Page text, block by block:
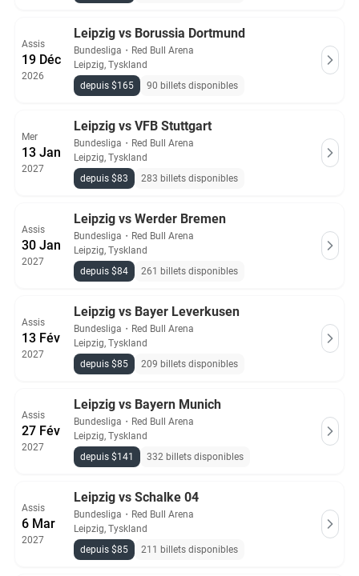
Assis
19 Déc
2026
Leipzig vs Borussia Dortmund
Bundesliga ・ Red Bull Arena
Leipzig, Tyskland
depuis $165
90 billets disponibles
Mer
13 Jan
2027
Leipzig vs VFB Stuttgart
Bundesliga ・ Red Bull Arena
Leipzig, Tyskland
depuis $83
283 billets disponibles
Assis
30 Jan
2027
Leipzig vs Werder Bremen
Bundesliga ・ Red Bull Arena
Leipzig, Tyskland
depuis $84
261 billets disponibles
Assis
13 Fév
2027
Leipzig vs Bayer Leverkusen
Bundesliga ・ Red Bull Arena
Leipzig, Tyskland
depuis $85
209 billets disponibles
Assis
27 Fév
2027
Leipzig vs Bayern Munich
Bundesliga ・ Red Bull Arena
Leipzig, Tyskland
depuis $141
332 billets disponibles
Assis
6 Mar
2027
Leipzig vs Schalke 04
Bundesliga ・ Red Bull Arena
Leipzig, Tyskland
depuis $85
211 billets disponibles